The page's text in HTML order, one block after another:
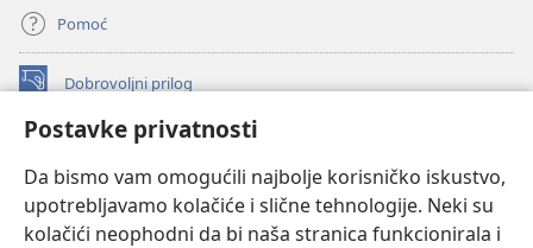
Postavke privatnosti
Da bismo vam omogućili najbolje korisničko iskustvo,
upotrebljavamo kolačiće i slične tehnologije. Neki su
kolačići neophodni da bi naša stranica funkcionirala i
Pomoć
Dobrovoljni prilog
(otvara
novi
INTERNETSKA BIBLIOTEKA Watchtower
se
novi
prozor)
JW Hub
(otvara
se